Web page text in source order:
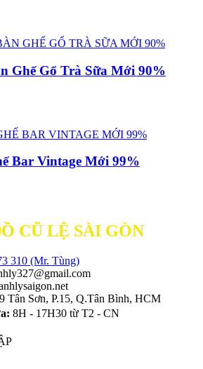
Ghế Gổ Trà Sữa Mới 90%
Bar Vintage Mới 99%
CŨ LỆ SÀI GÒN
310 (Mr. Tùng)
Tân Sơn, P.15, Q.Tân Bình, HCM
8H - 17H30 từ T2 - CN